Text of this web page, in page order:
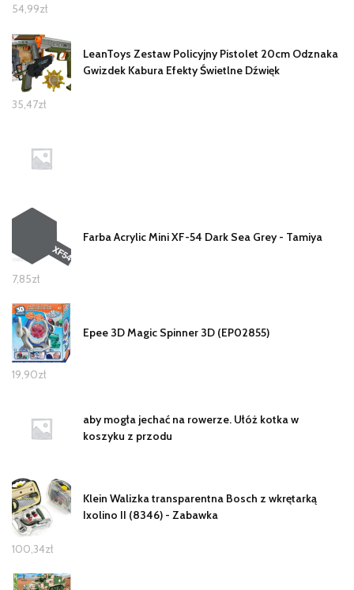
54,99zł
LeanToys Zestaw Policyjny Pistolet 20cm Odznaka
Gwizdek Kabura Efekty Świetlne Dźwięk
35,47zł
Farba Acrylic Mini XF-54 Dark Sea Grey - Tamiya
7,85zł
Epee 3D Magic Spinner 3D (EP02855)
19,90zł
aby mogła jechać na rowerze. Ułóż kotka w
koszyku z przodu
Klein Walizka transparentna Bosch z wkrętarką
Ixolino II (8346) - Zabawka
100,34zł